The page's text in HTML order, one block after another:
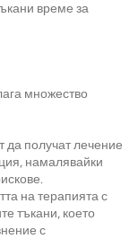
време за
множество
да получат лечение
намалявайки
на терапията с
тъкани, което
с